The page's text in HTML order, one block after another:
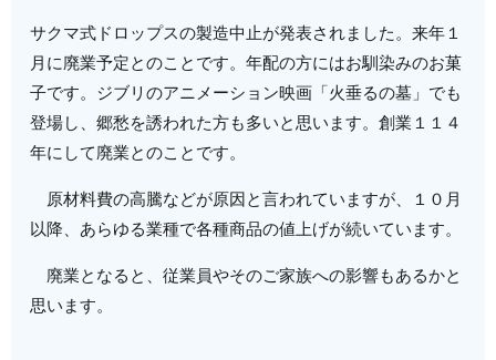
サクマ式ドロップスの製造中止が発表されました。来年１
月に廃業予定とのことです。年配の方にはお馴染みのお菓
子です。ジブリのアニメーション映画「火垂るの墓」でも
登場し、郷愁を誘われた方も多いと思います。創業１１４
年にして廃業とのことです。
原材料費の高騰などが原因と言われていますが、１０月
以降、あらゆる業種で各種商品の値上げが続いています。
廃業となると、従業員やそのご家族への影響もあるかと
思います。